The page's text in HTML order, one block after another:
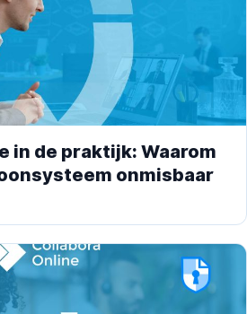
in de praktijk: Waarom
onmisbaar